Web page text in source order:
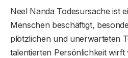
Neel Nanda Todesursache ist
Menschen beschäftigt,
plötzlichen und unerwarteten
talentierten Persönlichkeit wirft